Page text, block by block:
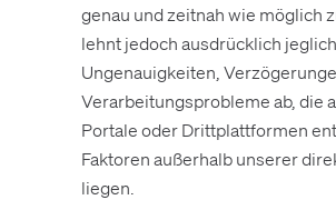
genau und zeitnah wie möglich
lehnt jedoch ausdrücklich
Ungenauigkeiten,
Verarbeitungsprobleme ab, die
Portale oder Drittplattformen
Faktoren außerhalb unserer
liegen.